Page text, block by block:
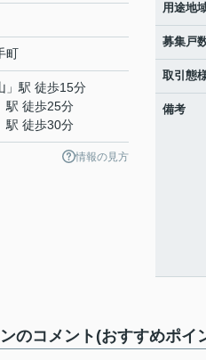
町
」駅 徒歩15分
駅 徒歩25分
駅 徒歩30分
情報の見方
用途地
募集戸
取引態
備考
のコメント(おすすめポイ